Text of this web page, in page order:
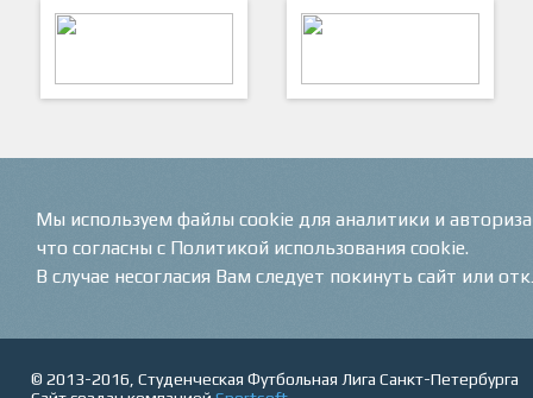
© 2013-2016, Студенческая Футбольная Лига Санкт-Петербурга
Мы используем файлы cookie для аналитики и
что согласны с Политикой использования cookie.
В случае несогласия Вам следует покинуть сайт или